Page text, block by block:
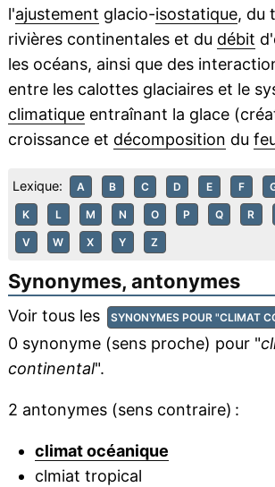
l'ajustement glacio-isostatique, du
rivières continentales et du débit
les océans, ainsi que des
entre les calottes glaciaires et le
climatiqueentraînant la glace
croissance et décomposition du
Lexique: A B C D E F
K L M N O P Q R
V W X Y Z
Synonymes, antonymes
Voir tous les SYNONYMES POUR "CLIMAT
0 synonyme (sens proche) pour "
continental".
2 antonymes (sens contraire) :
climat océanique
clmiat tropical